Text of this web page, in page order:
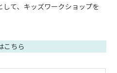
て、キッズワークショップを
こちら